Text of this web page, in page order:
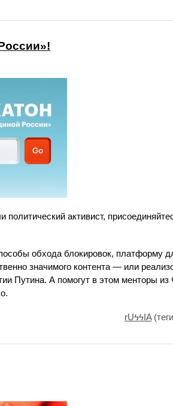
активист,
обхода блокировок, платформу
значимого контента — или
Путина. А помогут в этом менторы
rUϟϟIA